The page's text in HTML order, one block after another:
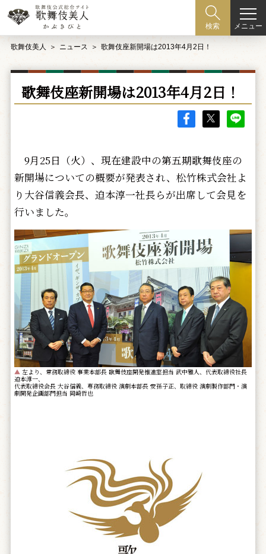
検索 メニュー
歌舞伎美人 ニュース 歌舞伎座新開場は2013年4月2日！
歌舞伎座新開場は2013年4月2日！
9月25日（火）、現在建設中の第五期歌舞伎座の
新開場についての概要が発表され、松竹株式会社よ
り大谷信義会長、迫本淳一社長らが出席して会見を
行いました。
▲ 左より、常務取締役 事業本部長 歌舞伎座開発推進室担当 武中雅人、代表取締役社長
迫本淳一、
代表取締役会長 大谷信義、専務取締役 演劇本部長 安孫子正、取締役 演劇製作部門・演
劇開発企画部門担当 岡崎哲也